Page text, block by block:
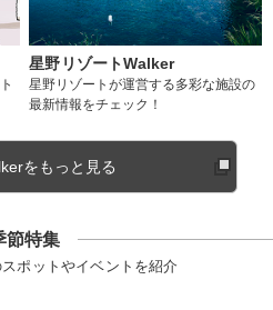
星野リゾートWalker
星野リゾートが運営する多彩な施設の
最新情報をチェック！
をもっと見る
節特集
ポットやイベントを紹介